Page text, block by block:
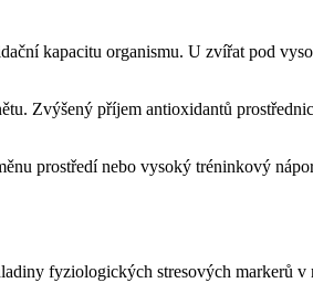
kapacitu organismu. U zvířat pod
Zvýšený příjem antioxidantů
prostředí nebo vysoký tréninkový
fyziologických stresových markerů